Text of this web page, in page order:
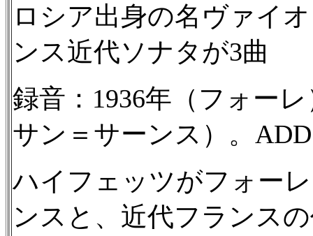
ロシア出身の名ヴァイ
ンス近代ソナタが3曲
録音：1936年（フォー
サン＝サーンス）。
ハイフェッツがフォー
ンスと、近代フランス